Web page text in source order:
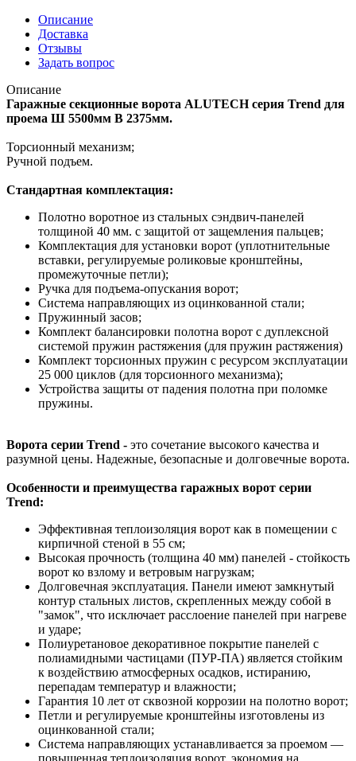
Описание
Доставка
Отзывы
Задать вопрос
Описание
Гаражные секционные ворота ALUTECH серия Trend для
проема Ш 5500мм В 2375мм.
Торсионный механизм;
Ручной подъем.
Стандартная комплектация:
Полотно воротное из стальных сэндвич-панелей
толщиной 40 мм. с защитой от защемления пальцев;
Комплектация для установки ворот (уплотнительные
вставки, регулируемые роликовые кронштейны,
промежуточные петли);
Ручка для подъема-опускания ворот;
Система направляющих из оцинкованной стали;
Пружинный засов;
Комплект балансировки полотна ворот с дуплексной
системой пружин растяжения (для пружин растяжения)
Комплект торсионных пружин с ресурсом эксплуатации
25 000 циклов (для торсионного механизма);
Устройства защиты от падения полотна при поломке
пружины.
Ворота серии Trend - это сочетание высокого качества и
разумной цены. Надежные, безопасные и долговечные ворота.
Особенности и преимущества гаражных ворот серии
Trend:
Эффективная теплоизоляция ворот как в помещении с
кирпичной стеной в 55 см;
Высокая прочность (толщина 40 мм) панелей - стойкость
ворот ко взлому и ветровым нагрузкам;
Долговечная эксплуатация. Панели имеют замкнутый
контур стальных листов, скрепленных между собой в
"замок", что исключает расслоение панелей при нагреве
и ударе;
Полиуретановое декоративное покрытие панелей с
полиамидными частицами (ПУР-ПА) является стойким
к воздействию атмосферных осадков, истиранию,
перепадам температур и влажности;
Гарантия 10 лет от сквозной коррозии на полотно ворот;
Петли и регулируемые кронштейны изготовлены из
оцинкованной стали;
Система направляющих устанавливается за проемом —